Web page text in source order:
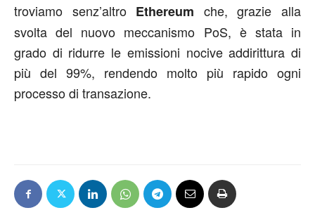
troviamo senz’altro Ethereum che, grazie alla
svolta del nuovo meccanismo PoS, è stata in
grado di ridurre le emissioni nocive addirittura di
più del 99%, rendendo molto più rapido ogni
processo di transazione.